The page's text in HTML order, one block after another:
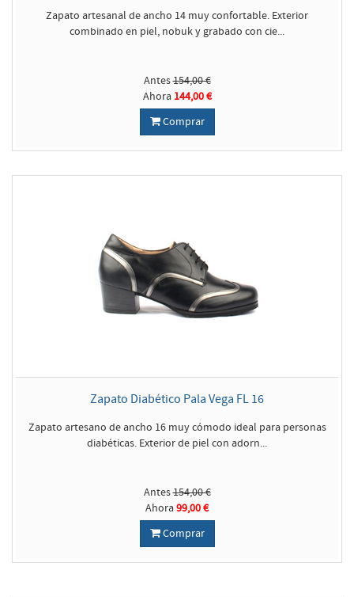
Zapato artesanal de ancho 14 muy confortable. Exterior
combinado en piel, nobuk y grabado con cie...
Antes154,00 €
Ahora 144,00 €
Comprar
Zapato Diabético Pala Vega FL 16
Zapato artesano de ancho 16 muy cómodo ideal para personas
diabéticas. Exterior de piel con adorn...
Antes154,00 €
Ahora99,00 €
Comprar